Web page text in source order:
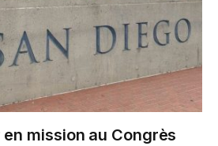
mission au Congrès